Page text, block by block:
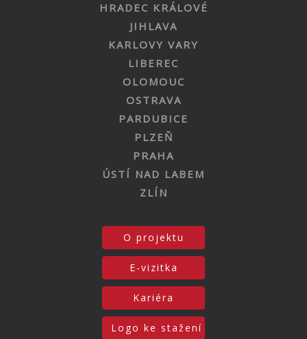
HRADEC KRÁLOVÉ
JIHLAVA
KARLOVY VARY
LIBEREC
OLOMOUC
OSTRAVA
PARDUBICE
PLZEŇ
PRAHA
ÚSTÍ NAD LABEM
ZLÍN
O projektu
E-vizitka
Kariéra
Logo ke stažení